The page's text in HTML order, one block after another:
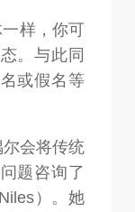
样，你可
。与此同
或假名等
会将传统
题咨询了
）。她